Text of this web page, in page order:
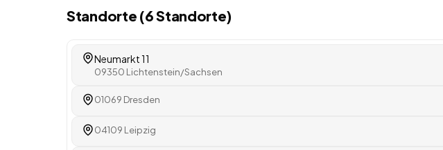
Standorte (6Standorte)
Neumarkt 11
09350 Lichtenstein/Sachsen
01069 Dresden
04109 Leipzig